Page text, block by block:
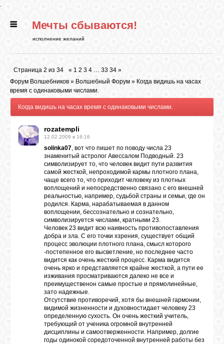
.
ГЛАВНАЯ
РИТУАЛЫ
Мечты сбываются!
исполнение желаний
Страница 2 из 34 « 1 2 3 4 … 33 34 »
Форум Волшебников » Волшебный Форум » Когда видишь на часах
время с одинаковыми числами.
Когда видишь на часах время с одинаковыми числами.
rozatempli
12.02.2009 в 16:16
solinka07, вот что пишет по поводу числа 23
знаменитый астролог Авессалом Подводный. 23
символизирует то, что человек видит пути развития
самой жесткой, непроходимой кармы плотного плана,
чаще всего то, что приходит человеку из плотных
воплощений и непосредственно связано с его внешней
реальностью, например, судьбой страны и семьи, где он
родился. Карма, нарабатываемая в данном
воплощении, бессознательно и сознательно,
символизируется числами, кратными 23.
Человек 23 видит всю наивность противопоставления
добра и зла. С его точки хзрения, существует общий
процесс эволюции плотного плана, смысл которого
-постепенное его высветление, но последнее часто
видится как очень жесткий процесс. Карма видится
очень ярко и представляется крайне жесткой, а пути ее
изживания просматриваются далеко не все и
преимущественон самые простые и прямолинейные,
зато надежные.
Отсутствие противоречий, хотя бы внешней гармонии,
видимой жизненности и духовностидает человеку 23
определенную сухость. Он очень жесткий учитель,
требующий от ученика огромной внутренней
дисциплины и самоотверженности. Например, долгие
годы одинокой соредоточенной внутренней работы без